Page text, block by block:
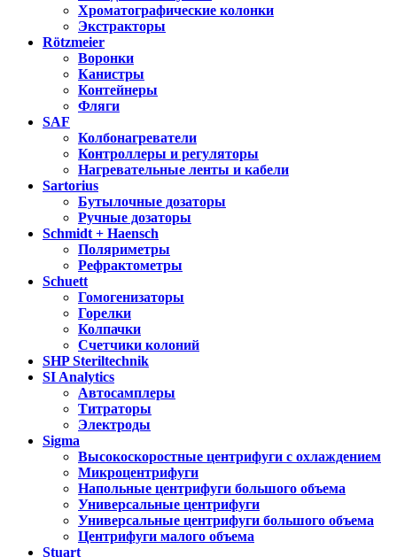
Хроматографические колонки
Экстракторы
Rötzmeier
Воронки
Канистры
Контейнеры
Фляги
SAF
Колбонагреватели
Контроллеры и регуляторы
Нагревательные ленты и кабели
Sartorius
Бутылочные дозаторы
Ручные дозаторы
Schmidt + Haensch
Поляриметры
Рефрактометры
Schuett
Гомогенизаторы
Горелки
Колпачки
Счетчики колоний
SHP Steriltechnik
SI Analytics
Автосамплеры
Титраторы
Электроды
Sigma
Высокоскоростные центрифуги с охлаждением
Микроцентрифуги
Напольные центрифуги большого объема
Универсальные центрифуги
Универсальные центрифуги большого объема
Центрифуги малого объема
Stuart